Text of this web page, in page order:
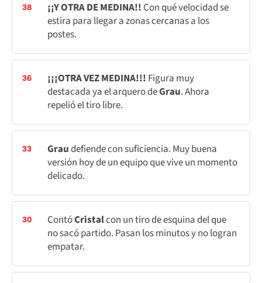
38 ¡¡Y OTRA DE MEDINA!! Con qué velocidad se
estira para llegar a zonas cercanas a los
postes.
36 ¡¡¡OTRA VEZ MEDINA!!! Figura muy
destacada ya el arquero deGrau. Ahora
repelió el tiro libre.
33 Graudefiende con suficiencia. Muy buena
versión hoy de un equipo que vive un momento
delicado.
30 ContóCristalcon un tiro de esquina del que
no sacó partido. Pasan los minutos y no logran
empatar.